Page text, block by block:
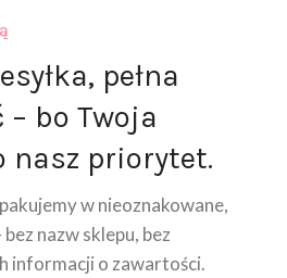
pełna
bo Twoja
priorytet.
w nieoznakowane,
nazw sklepu, bez
informacji o zawartości.
będą wiedzieć, co